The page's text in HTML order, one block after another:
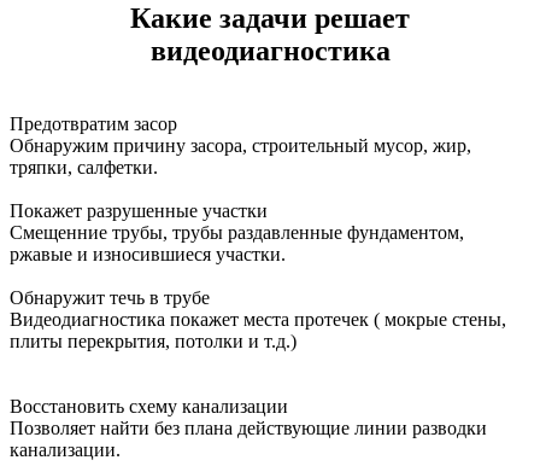
Какие задачи решает
видеодиагностика
Предотвратим засор
Обнаружим причину засора, cтроительный мусор, жир,
тряпки, салфетки.
Покажет разрушенные участки
Смещенние трубы, трубы раздавленные фундаментом,
ржавые и износившиеся участки.
Обнаружит течь в трубе
Видеодиагностика покажет места протечек ( мокрые стены,
плиты перекрытия, потолки и т.д.)
Восстановить схему канализации
Позволяет найти без плана действующие линии разводки
канализации.